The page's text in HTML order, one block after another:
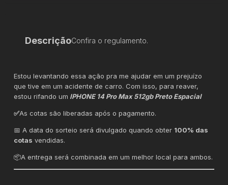
DescriçãoConfira o regulamento.
Estou levantando essa ação pra me ajudar em um prejuízo
que tive em um acidente de carro. Com isso, para reaver,
estou rifando um IPHONE 14 Pro Max 512gb Preto Espacial
✅As cotas são liberadas após o pagamento.
📅 A data do sorteio será divulgado quando obter 100% das
cotas vendidas.
📦A entrega será combinada em um melhor local para ambos.